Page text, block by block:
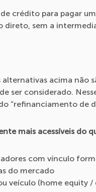
crédito para pagar
sem a
acima não
ser considerado.
“refinanciamento de
mais acessíveis do
com vínculo
do mercado
veículo (home equity